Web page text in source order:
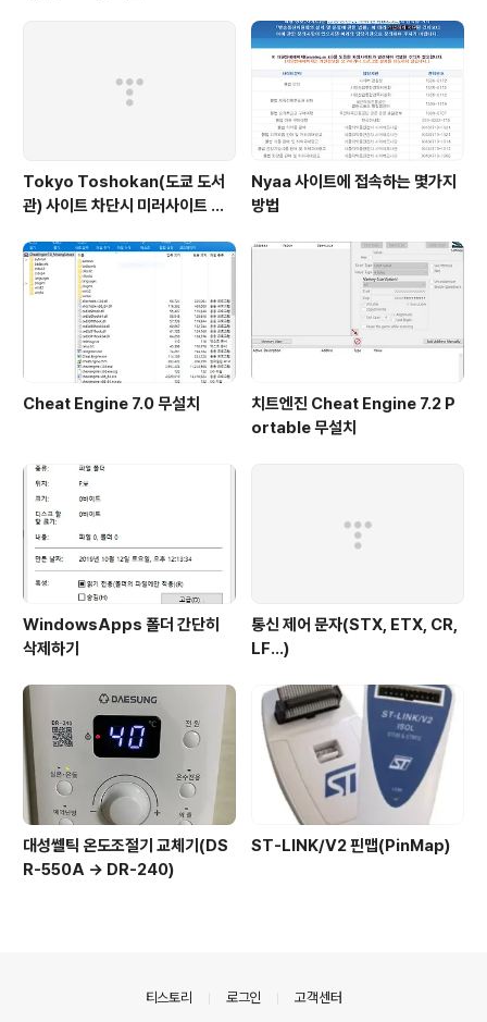
Tokyo Toshokan(도쿄 도서
관) 사이트 차단시 미러사이트 접
Nyaa 사이트에 접속하는 몇가지
방법
Cheat Engine 7.0 무설치
치트엔진 Cheat Engine 7.2 P
ortable 무설치
WindowsApps 폴더 간단히
삭제하기
통신 제어 문자(STX, ETX, CR,
LF...)
대성쎌틱 온도조절기 교체기(DS
R-550A -> DR-240)
ST-LINK/V2 핀맵(PinMap)
티스토리 로그인 고객센터